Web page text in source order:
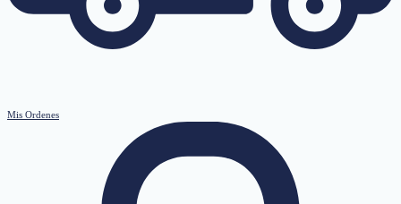
Mis Ordenes